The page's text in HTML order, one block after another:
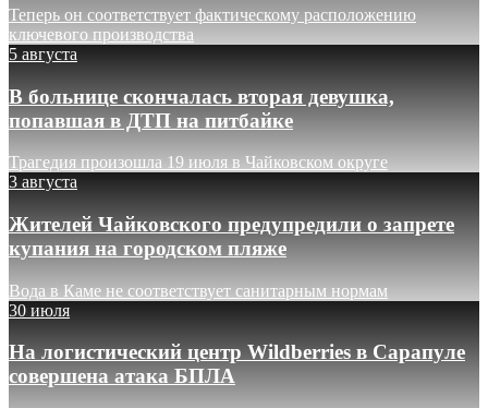
Теперь он соответствует фактическому расположению
ключевого производства
5 августа
В больнице скончалась вторая девушка,
попавшая в ДТП на питбайке
Трагедия произошла 19 июля в Чайковском округе
3 августа
Жителей Чайковского предупредили о запрете
купания на городском пляже
Вода в Каме не соответствует санитарным нормам
30 июля
На логистический центр Wildberries в Сарапуле
совершена атака БПЛА